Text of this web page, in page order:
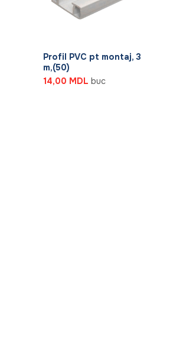
Profil PVC pt montaj, 3
m,(50)
14,00 MDL buc